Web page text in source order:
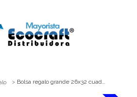
Bolsa regalo grande 26x32 cuadritos holograficos feco